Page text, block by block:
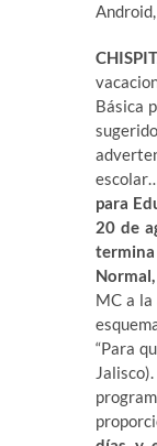
Básica
para
20 de
termina
MC a la
“Para